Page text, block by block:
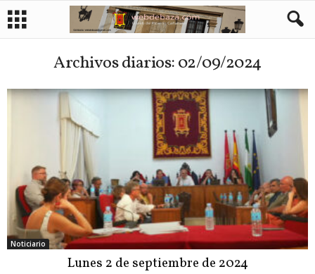
Archivos diarios: 02/09/2024
Noticiario
Lunes 2 de septiembre de 2024